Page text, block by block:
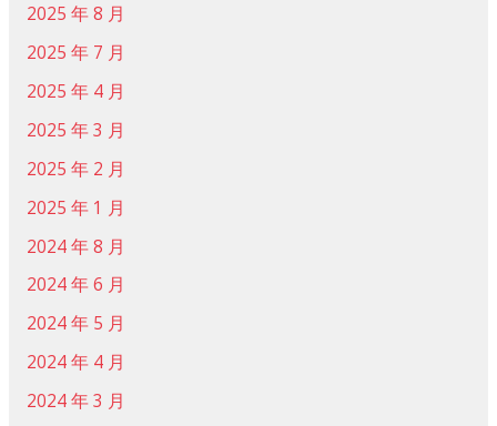
2025 年 8 月
2025 年 7 月
2025 年 4 月
2025 年 3 月
2025 年 2 月
2025 年 1 月
2024 年 8 月
2024 年 6 月
2024 年 5 月
2024 年 4 月
2024 年 3 月